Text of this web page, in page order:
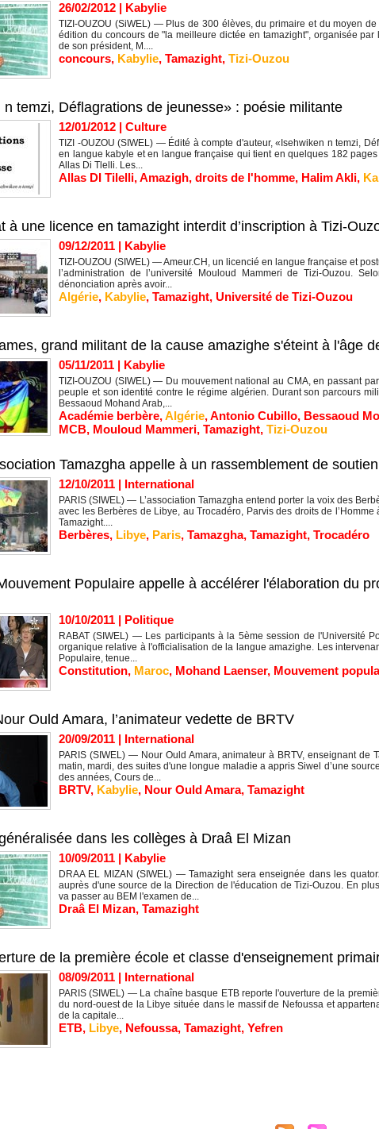
26/02/2012 | Kabylie
TIZI-OUZOU (SiWEL) — Plus de 300 élèves, du primaire et du moyen
édition du concours de "la meilleure dictée en tamazight", organisée
de son président, M....
concours, Kabylie, Tamazight, Tizi-Ouzou
n temzi, Déflagrations de jeunesse» : poésie militante
12/01/2012 | Culture
TIZI -OUZOU (SIWEL) — Édité à compte d'auteur, «Isehwiken n temzi,
en langue kabyle et en langue française qui tient en quelques 182
Allas Di Tlelli. Les...
Allas DI Tilelli,Amazigh, droits de l'homme, Halim Akli,
à une licence en tamazight interdit d’inscription à Tizi-
09/12/2011 | Kabylie
TIZI-OUZOU (SIWEL) — Ameur.CH, un licencié en langue française et
l’administration de l’université Mouloud Mammeri de Tizi-Ouzou.
dénonciation après avoir...
Algérie, Kabylie, Tamazight, Université de Tizi-Ouzou
grand militant de la cause amazighe s'éteint à l'âge
05/11/2011 | Kabylie
TIZI-OUZOU (SIWEL) — Du mouvement national au CMA, en passant
peuple et son identité contre le régime algérien. Durant son parcours
Bessaoud Mohand Arab,...
Académie berbère,Algérie,Antonio Cubillo, Bessaoud
MCB, Mouloud Mammeri, Tamazight, Tizi-Ouzou
Tamazgha appelle à un rassemblement de
12/10/2011 | International
PARIS (SIWEL) — L’association Tamazgha entend porter la voix des
avec les Berbères de Libye, au Trocadéro, Parvis des droits de
Tamazight....
Berbères, Libye, Paris, Tamazgha, Tamazight, Trocadéro
Populaire appelle à accélérer l'élaboration du
10/10/2011 | Politique
RABAT (SIWEL) — Les participants à la 5ème session de l'Université
organique relative à l'officialisation de la langue amazighe. Les
Populaire, tenue...
Constitution, Maroc, Mohand Laenser, Mouvement
Ould Amara, l’animateur vedette de BRTV
20/09/2011 | International
PARIS (SIWEL) — Nour Ould Amara, animateur à BRTV, enseignant
matin, mardi, des suites d'une longue maladie a appris Siwel d’une
des années, Cours de...
BRTV, Kabylie, Nour Ould Amara, Tamazight
dans les collèges à Draâ El Mizan
10/09/2011 | Kabylie
DRAA EL MIZAN (SIWEL) — Tamazight sera enseignée dans les
auprès d'une source de la Direction de l'éducation de Tizi-Ouzou. En
va passer au BEM l'examen de...
Draâ El Mizan, Tamazight
de la première école et classe d'enseignement
08/09/2011 | International
PARIS (SIWEL) — La chaîne basque ETB reporte l'ouverture de la
du nord-ouest de la Libye située dans le massif de Nefoussa et
de la capitale...
ETB, Libye, Nefoussa, Tamazight, Yefren